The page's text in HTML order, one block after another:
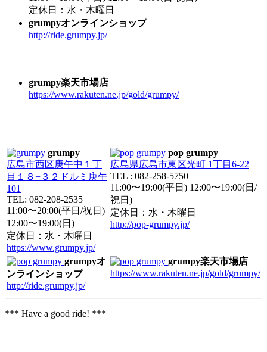
定休日：水・木曜日
grumpyオンラインショップ
http://ride.grumpy.jp/
grumpy楽天市場店
https://www.rakuten.ne.jp/gold/grumpy/
grumpy
広島市西区庚午中１丁
目１８−３２ドルミ庚午
101
TEL: 082-208-2535
11:00〜20:00(平日/祝日)
12:00〜19:00(日)
定休日：水・木曜日
https://www.grumpy.jp/
pop grumpy
広島県広島市東区光町 1丁目6-22
TEL : 082-258-5750
11:00〜19:00(平日) 12:00〜19:00(日/
祝日)
定休日：水・木曜日
http://pop-grumpy.jp/
grumpyオ
ンラインショップ
http://ride.grumpy.jp/
grumpy楽天市場店
https://www.rakuten.ne.jp/gold/grumpy/
*** Have a good ride! ***